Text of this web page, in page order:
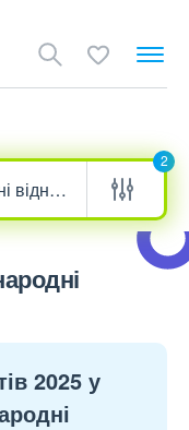
2
2025 у